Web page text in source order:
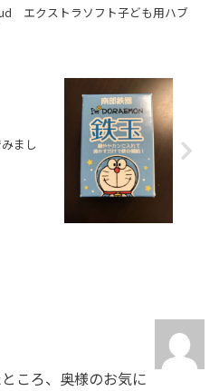
エクストラソフト子ども用ハブ
まし
ころ、奥様のお気に